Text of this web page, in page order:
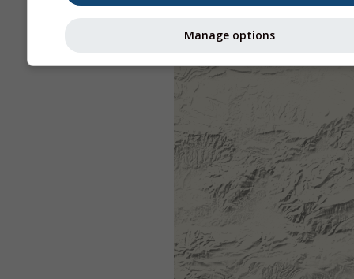
Manage options